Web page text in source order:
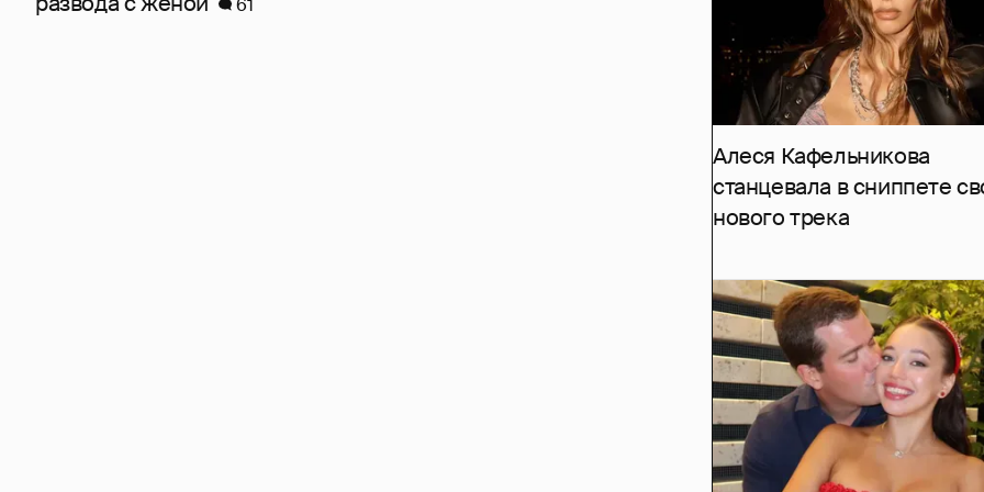
Алеся Кафельникова
станцевала в сниппете
нового трека